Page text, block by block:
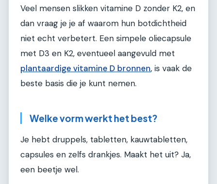
Veel mensen slikken vitamine D zonder K2, en
dan vraag je je af waarom hun botdichtheid
niet echt verbetert. Een simpele oliecapsule
met D3 en K2, eventueel aangevuld met
plantaardige vitamine D bronnen, is vaak de
beste basis die je kunt nemen.
Welke vorm werkt het best?
Je hebt druppels, tabletten, kauwtabletten,
capsules en zelfs drankjes. Maakt het uit? Ja,
een beetje wel.